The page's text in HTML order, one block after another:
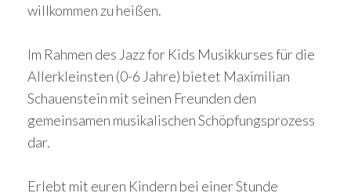
willkommen zu heißen.
Im Rahmen des Jazz for Kids Musikkurses für die
Allerkleinsten (0-6 Jahre) bietet Maximilian
Schauenstein mit seinen Freunden den
gemeinsamen musikalischen Schöpfungsprozess
dar.
Erlebt mit euren Kindern bei einer Stunde